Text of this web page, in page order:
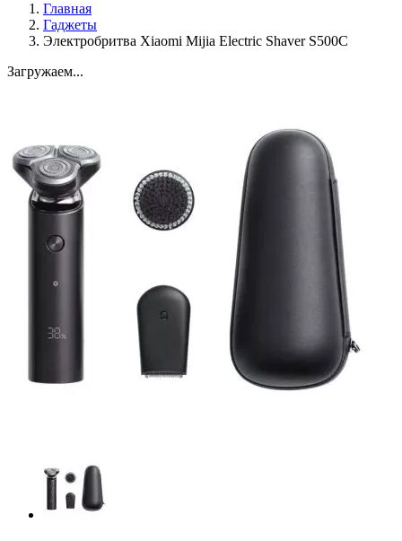
Главная
Гаджеты
Электробритва Xiaomi Mijia Electric Shaver S500C
Загружаем...